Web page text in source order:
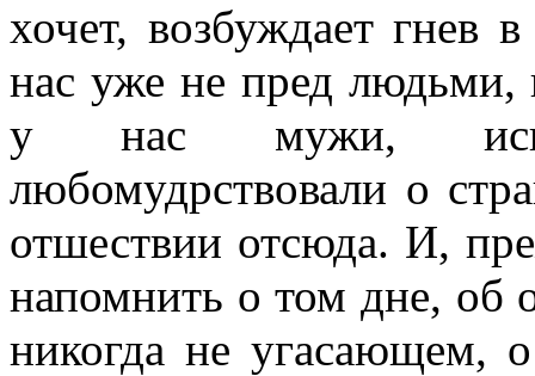
хочет, возбуждает гнев
нас уже не пред людьми,
у нас мужи,
любомудрствовали о
отшествии отсюда. И,
напомнить о том дне, об
никогда не угасающем,